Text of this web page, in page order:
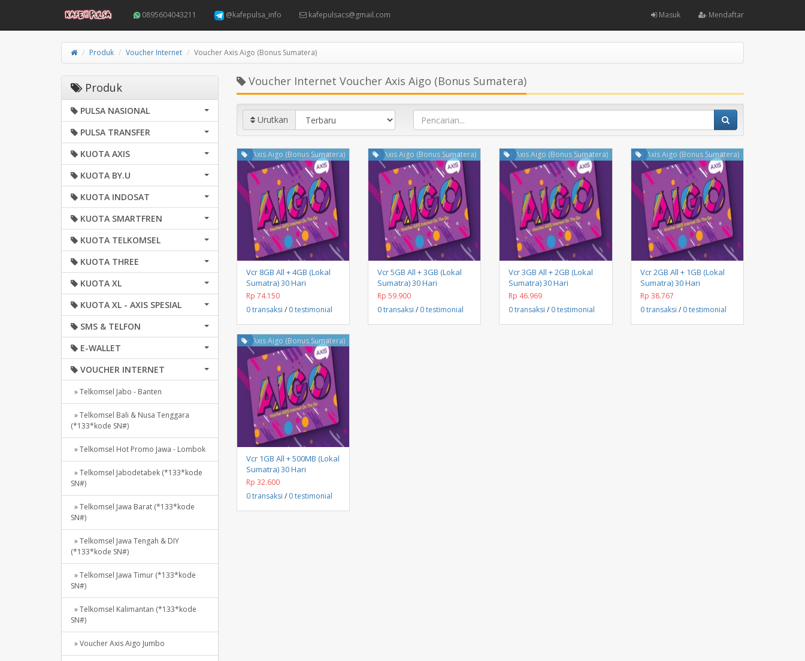
0895604043211 @kafepulsa_info kafepulsacs@gmail.com Masuk Mendaftar
Produk Voucher Internet Voucher Axis Aigo (Bonus Sumatera)
Produk
PULSA NASIONAL
PULSA TRANSFER
KUOTA AXIS
KUOTA BY.U
KUOTA INDOSAT
KUOTA SMARTFREN
KUOTA TELKOMSEL
KUOTA THREE
KUOTA XL
KUOTA XL - AXIS SPESIAL
SMS & TELFON
E-WALLET
VOUCHER INTERNET
» Telkomsel Jabo - Banten
» Telkomsel Bali & Nusa Tenggara
(*133*kode SN#)
» Telkomsel Hot Promo Jawa - Lombok
» Telkomsel Jabodetabek (*133*kode
SN#)
» Telkomsel Jawa Barat (*133*kode
SN#)
» Telkomsel Jawa Tengah & DIY
(*133*kode SN#)
» Telkomsel Jawa Timur (*133*kode
SN#)
» Telkomsel Kalimantan (*133*kode
SN#)
» Voucher Axis Aigo Jumbo
Voucher Internet Voucher Axis Aigo (Bonus Sumatera)
Urutkan
Voucher Axis Aigo (Bonus Sumatera)
Beli Sekarang
Vcr 8GB All + 4GB (Lokal
Sumatra) 30 Hari
Rp 74.150
0 transaksi / 0 testimonial
Voucher Axis Aigo (Bonus Sumatera)
Beli Sekarang
Vcr 5GB All + 3GB (Lokal
Sumatra) 30 Hari
Rp 59.900
0 transaksi / 0 testimonial
Voucher Axis Aigo (Bonus Sumatera)
Beli Sekarang
Vcr 3GB All + 2GB (Lokal
Sumatra) 30 Hari
Rp 46.969
0 transaksi / 0 testimonial
Voucher Axis Aigo (Bonus Sumatera)
Beli Sekarang
Vcr 2GB All + 1GB (Lokal
Sumatra) 30 Hari
Rp 38.767
0 transaksi / 0 testimonial
Voucher Axis Aigo (Bonus Sumatera)
Beli Sekarang
Vcr 1GB All + 500MB (Lokal
Sumatra) 30 Hari
Rp 32.600
0 transaksi / 0 testimonial